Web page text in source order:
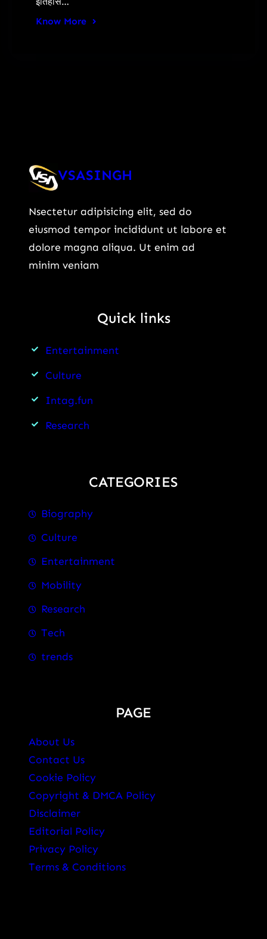
Know More
VSASINGH
Nsectetur adipisicing elit, sed do
eiusmod tempor incididunt ut labore et
dolore magna aliqua. Ut enim ad
minim veniam
Quick links
Entertainment
Culture
Intag.fun
Research
CATEGORIES
Biography
Culture
Entertainment
Mobility
Research
Tech
trends
PAGE
About Us
Contact Us
Cookie Policy
Copyright & DMCA Policy
Disclaimer
Editorial Policy
Privacy Policy
Terms & Conditions